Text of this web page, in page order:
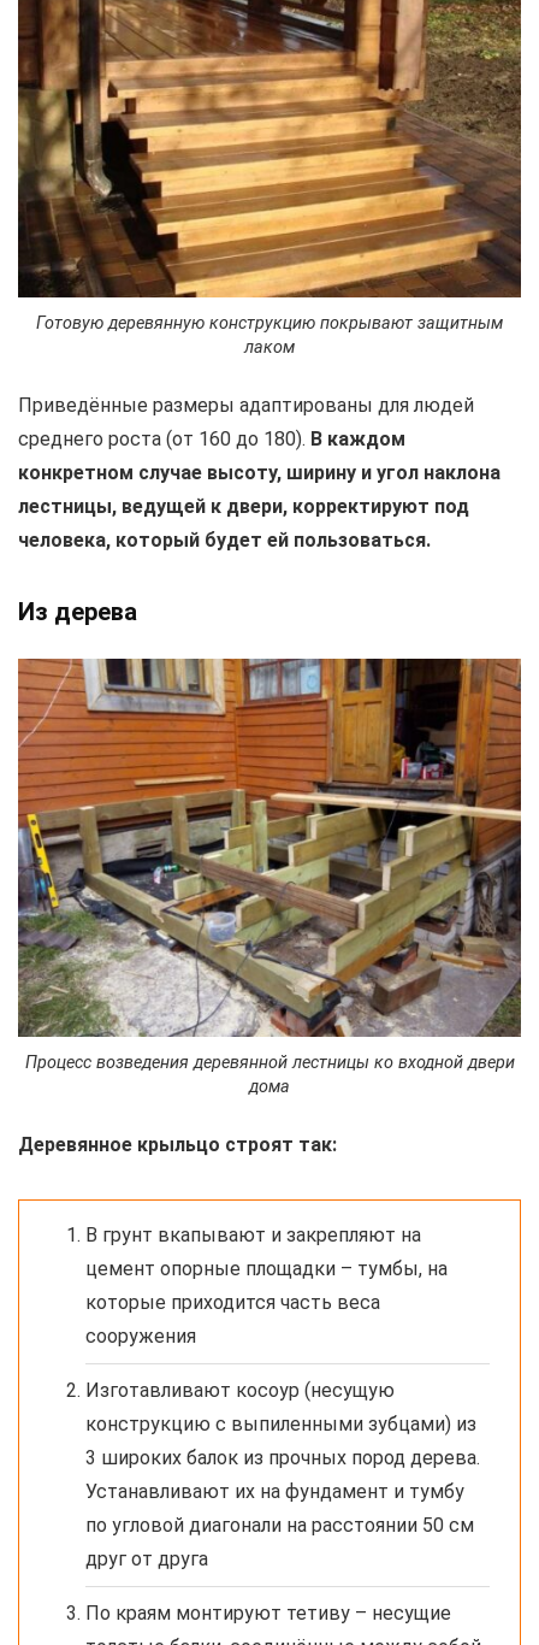
Готовую деревянную конструкцию покрывают защитным
лаком
Приведённые размеры адаптированы для людей
среднего роста (от 160 до 180). В каждом
конкретном случае высоту, ширину и угол наклона
лестницы, ведущей к двери, корректируют под
человека, который будет ей пользоваться.
Из дерева
Процесс возведения деревянной лестницы ко входной двери
дома
Деревянное крыльцо строят так:
В грунт вкапывают и закрепляют на
цемент опорные площадки – тумбы, на
которые приходится часть веса
сооружения
Изготавливают косоур (несущую
конструкцию с выпиленными зубцами) из
3 широких балок из прочных пород дерева.
Устанавливают их на фундамент и тумбу
по угловой диагонали на расстоянии 50 см
друг от друга
По краям монтируют тетиву – несущие